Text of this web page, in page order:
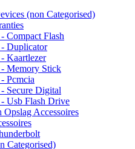
(non Categorised)
Compact Flash
- Duplicator
Kaartlezer
- Memory Stick
Pcmcia
Secure Digital
- Usb Flash Drive
Opslag Accessoires
Categorised)